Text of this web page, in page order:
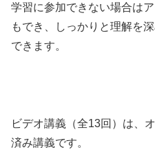
学習に参加できない場合は
もでき、しっかりと理解を
できます。
ビデオ講義（全13回）は、
済み講義です。